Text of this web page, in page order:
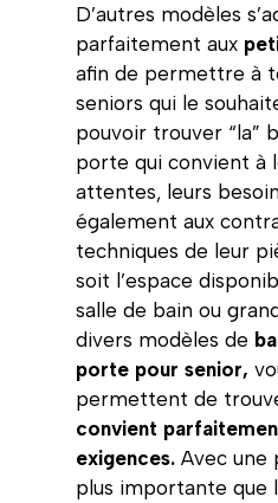
D’autres modèles
parfaitement aux
afin de permettre à
seniors qui le
pouvoir trouver “la”
porte qui convient à
attentes, leurs
également aux
techniques de leur
soit l’espace
salle de bain ou
divers modèles de
porte pour senior,
permettent de
convient
exigences.Avec une
plus importante que